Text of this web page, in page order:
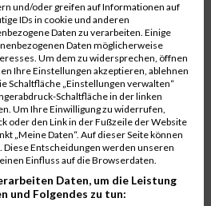
und/oder greifen auf Informationen auf
IDs in cookie und anderen
Daten zu verarbeiten. Einige
Daten möglicherweise
Um dem zu widersprechen, öffnen
Ihre Einstellungen akzeptieren, ablehnen
Schaltfläche „Einstellungen verwalten“
Schaltfläche in der linken
Um Ihre Einwilligung zu widerrufen,
oder den Link in der Fußzeile der Website
„Meine Daten“. Auf dieser Seite können
Entscheidungen werden unseren
Einfluss auf die Browserdaten.
Daten, um die Leistung
und Folgendes zu tun: